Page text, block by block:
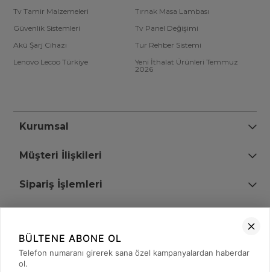
Tv Tamir Malzemeleri
Tırnak Masa Lambası
Güvenlik Sistemleri
Tv Panel Değişimi
Akü Şarj Cihazı
Tur Rehber Sistemi
Lenovo Lecoo Türkiye
Yeni İthalat Ürünleri Temmuz
2026
Kurumsal
Müşteri İlişkileri
Sipariş İşlemleri
+90 (850) 473 08 08
BÜLTENE ABONE OL
Telefon numaranı girerek sana özel kampanyalardan haberdar
ol.